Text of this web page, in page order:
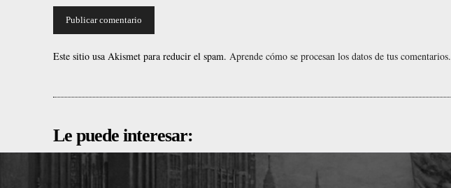
Este sitio usa Akismet para reducir el spam. Aprende cómo se procesan los datos de tus comentarios.
Le puede interesar: